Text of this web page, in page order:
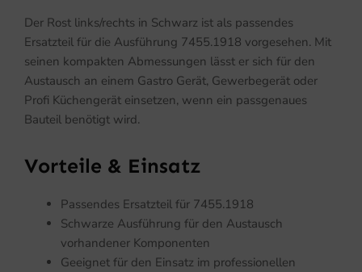
Der Rost links/rechts in Schwarz ist als passendes
Ersatzteil für die Ausführung 7455.1918 vorgesehen. Mit
seinen kompakten Abmessungen lässt er sich für den
Austausch an einem Gastro Gerät, Gewerbegerät oder
Profi Küchengerät einsetzen, wenn ein passgenaues
Bauteil benötigt wird.
Vorteile & Einsatz
Passendes Ersatzteil für 7455.1918
Schwarze Ausführung für den Austausch
vorhandener Komponenten
Geeignet für den Einsatz im professionellen